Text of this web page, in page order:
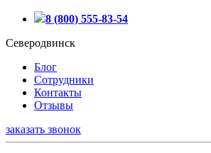
8 (800) 555-83-54
Северодвинск
Блог
Сотрудники
Контакты
Отзывы
заказать звонок